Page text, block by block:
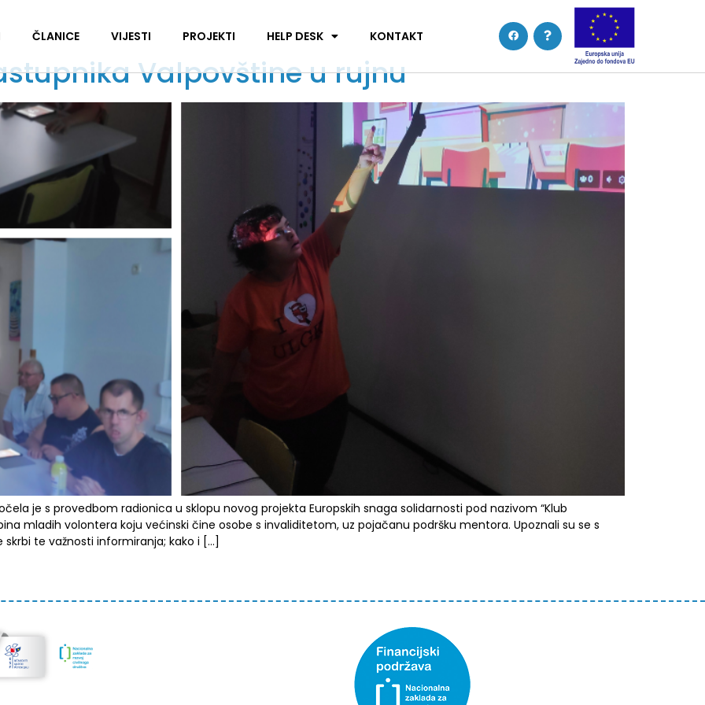
ČLANICE VIJESTI PROJEKTI HELP DESK KONTAKT
Valpovštine u rujnu
je s provedbom radionica u sklopu novog projekta Europskih snaga solidarnosti pod nazivom “Klub
mladih volontera koju većinski čine osobe s invaliditetom, uz pojačanu podršku mentora. Upoznali su se s
te važnosti informiranja; kako i […]